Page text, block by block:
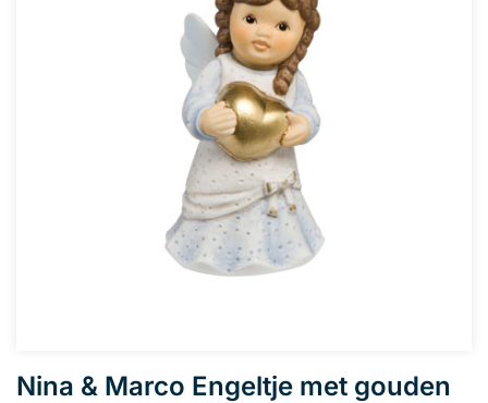
Nina & Marco Engeltje met gouden